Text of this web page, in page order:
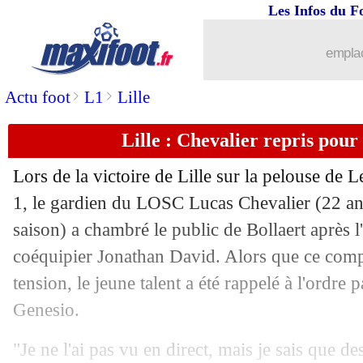
Actu foot> L1 > Lille
Les Infos du
Lille : Chevalier repris pour
Lors de la victoire de Lille sur la pelouse de
1, le gardien du LOSC Lucas Chevalier (22
saison) a chambré le public de Bollaert après
coéquipier Jonathan David. Alors que ce
tension, le jeune talent a été rappelé à l'ordre
Genesio.
"Je ne l'ai pas vu en direct, mais je sais que
Barça: Casado et les "c..." des
27/10 Juve
27/10 OM: Balerdi décrit le "fou" De Zerbi
27/10 Arsenal : sans Saliba, la stat
27/10 Real: la direction refuse de paniquer
27/10 OM-PSG: Mavuba croit aux
27/10 ASSE
27/10 PHOTO: Mbappé, Yamal et